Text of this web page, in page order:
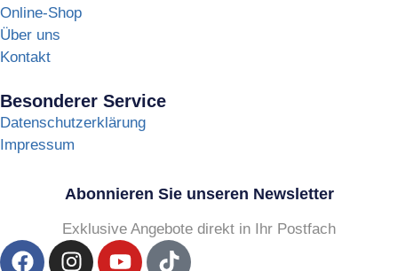
Online-Shop
Über uns
Kontakt
Besonderer Service
Datenschutzerklärung
Impressum
Abonnieren Sie unseren Newsletter
Exklusive Angebote direkt in Ihr Postfach